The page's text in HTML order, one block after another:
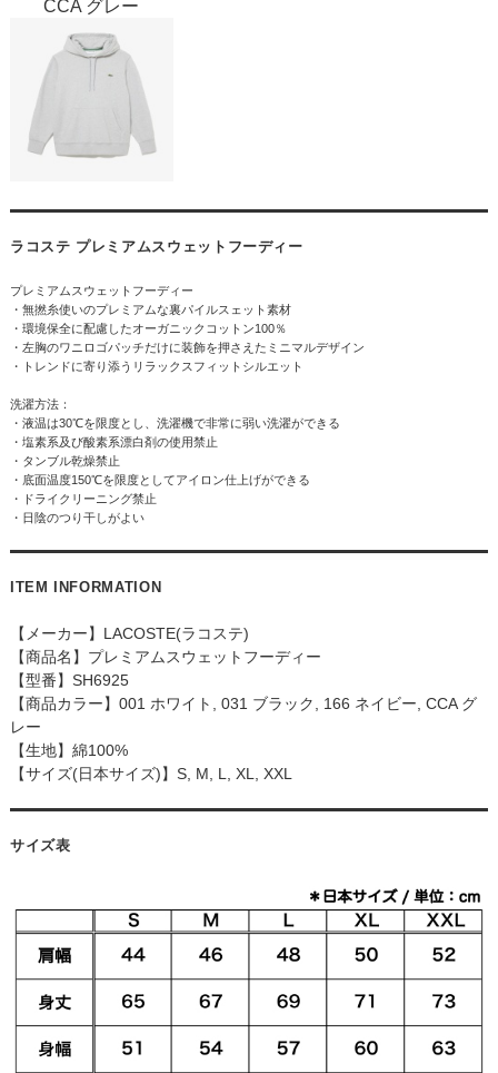
CCA グレー
ラコステ プレミアムスウェットフーディー
プレミアムスウェットフーディー
・無撚糸使いのプレミアムな裏パイルスェット素材
・環境保全に配慮したオーガニックコットン100％
・左胸のワニロゴパッチだけに装飾を押さえたミニマルデザイン
・トレンドに寄り添うリラックスフィットシルエット
洗濯方法：
・液温は30℃を限度とし、洗濯機で非常に弱い洗濯ができる
・塩素系及び酸素系漂白剤の使用禁止
・タンブル乾燥禁止
・底面温度150℃を限度としてアイロン仕上げができる
・ドライクリーニング禁止
・日陰のつり干しがよい
ITEM INFORMATION
【メーカー】LACOSTE(ラコステ)
【商品名】プレミアムスウェットフーディー
【型番】SH6925
【商品カラー】001 ホワイト, 031 ブラック, 166 ネイビー, CCA グ
レー
【生地】綿100%
【サイズ(日本サイズ)】S, M, L, XL, XXL
サイズ表